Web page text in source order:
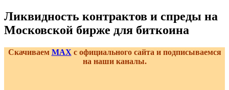
Ликвидность контрактов и спреды на
Московской бирже для биткоина
Скачиваем MAX с официального сайта и подписываемся
на наши каналы.